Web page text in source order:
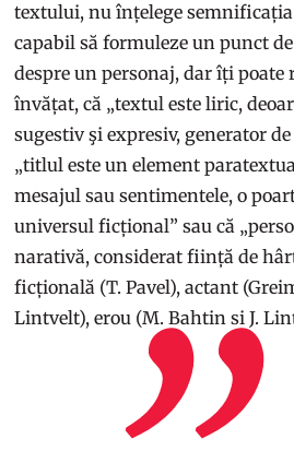
textului, nu înțelege
capabil să formuleze un punct
despre un personaj, dar îți poate
învățat, că „textul este liric,
sugestiv şi expresiv, generator
„titlul este un element
mesajul sau sentimentele, o
universul ficțional” sau că
narativă, considerat ființă de
ficțională (T. Pavel), actant
Lintvelt), erou (M. Bahtin si J.